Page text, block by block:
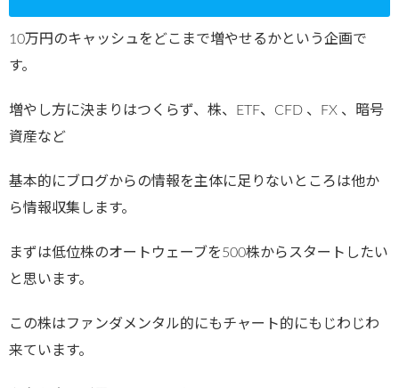
10万円のキャッシュをどこまで増やせるかという企画で
す。
増やし方に決まりはつくらず、株、ETF、CFD 、FX 、暗号
資産など
基本的にブログからの情報を主体に足りないところは他か
ら情報収集します。
まずは低位株のオートウェーブを500株からスタートしたい
と思います。
この株はファンダメンタル的にもチャート的にもじわじわ
来ています。